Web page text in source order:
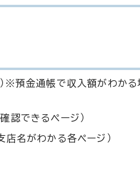
※預金通帳で収入額がわか
認できるページ）
名がわかる各ページ）